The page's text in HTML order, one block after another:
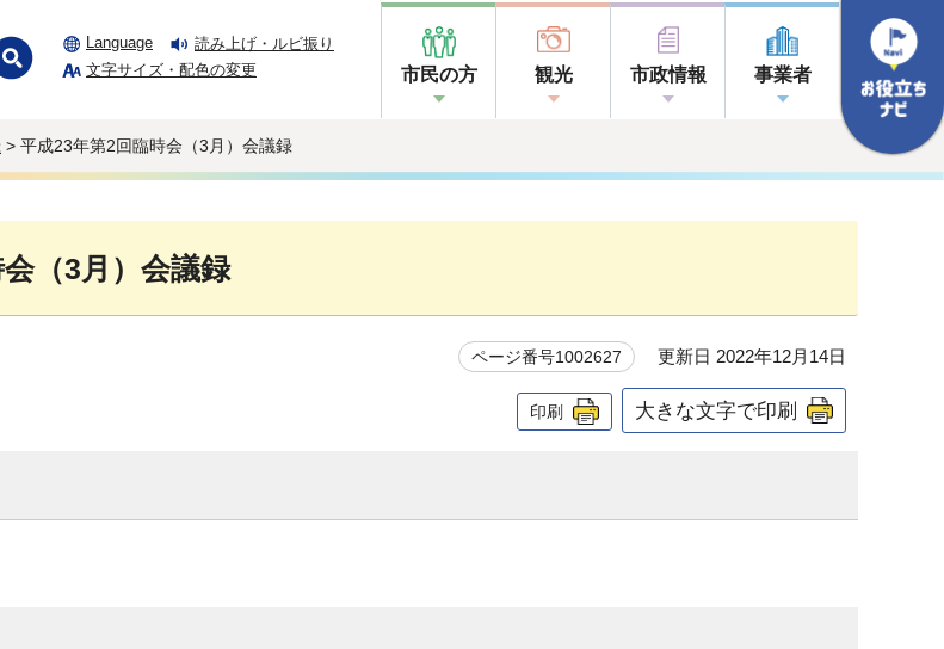
Language
読み上げ・ルビ振り
文字サイズ・配色の変更
市民の方 観光 市政情報 事業者
> 平成23年第2回臨時会（3月）会議録
（3月）会議録
ページ番号1002627 更新日 2022年12月14日
印刷 大きな文字で印刷